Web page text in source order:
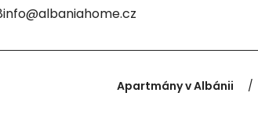
info@albaniahome.cz
Apartmány v Albánii